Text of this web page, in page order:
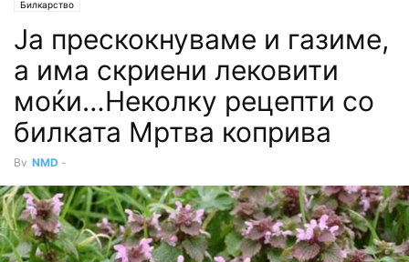
Билкарство
Ја прескокнуваме и газиме,
а има скриени лековити
моќи…Неколку рецепти со
билката Мртва коприва
By NMD -